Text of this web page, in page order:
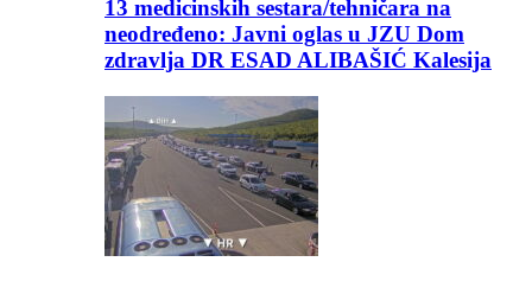
13 medicinskih sestara/tehničara na
neodređeno: Javni oglas u JZU Dom
zdravlja DR ESAD ALIBAŠIĆ Kalesija